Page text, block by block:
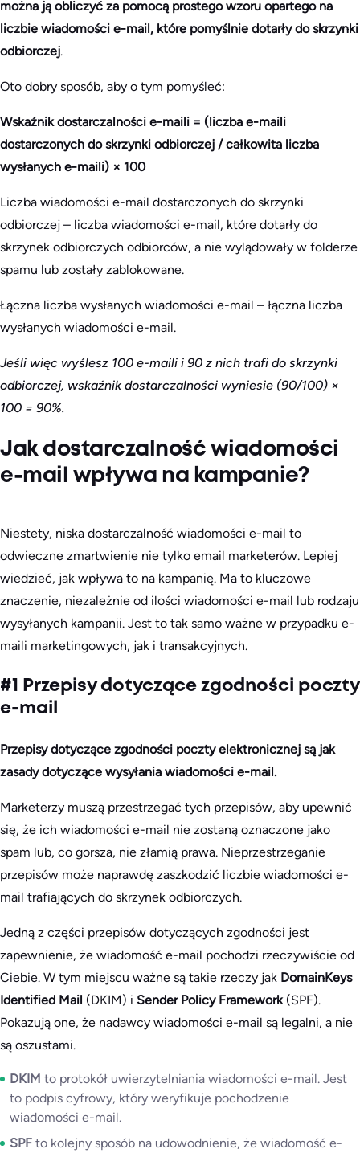
można ją obliczyć za pomocą prostego wzoru opartego na
liczbie wiadomości e-mail, które pomyślnie dotarły do skrzynki
odbiorczej.
Oto dobry sposób, aby o tym pomyśleć:
Wskaźnik dostarczalności e-maili = (liczba e-maili
dostarczonych do skrzynki odbiorczej / całkowita liczba
wysłanych e-maili) × 100
Liczba wiadomości e-mail dostarczonych do skrzynki
odbiorczej – liczba wiadomości e-mail, które dotarły do
skrzynek odbiorczych odbiorców, a nie wylądowały w folderze
spamu lub zostały zablokowane.
Łączna liczba wysłanych wiadomości e-mail – łączna liczba
wysłanych wiadomości e-mail.
Jeśli więc wyślesz 100 e-maili i 90 z nich trafi do skrzynki
odbiorczej, wskaźnik dostarczalności wyniesie (90/100) ×
100 = 90%.
Jak dostarczalność wiadomości
e-mail wpływa na kampanie?
Niestety, niska dostarczalność wiadomości e-mail to
odwieczne zmartwienie nie tylko email marketerów. Lepiej
wiedzieć, jak wpływa to na kampanię. Ma to kluczowe
znaczenie, niezależnie od ilości wiadomości e-mail lub rodzaju
wysyłanych kampanii. Jest to tak samo ważne w przypadku e-
maili marketingowych, jak i transakcyjnych.
#1 Przepisy dotyczące zgodności poczty
e-mail
Przepisy dotyczące zgodności poczty elektronicznej są jak
zasady dotyczące wysyłania wiadomości e-mail.
Marketerzy muszą przestrzegać tych przepisów, aby upewnić
się, że ich wiadomości e-mail nie zostaną oznaczone jako
spam lub, co gorsza, nie złamią prawa. Nieprzestrzeganie
przepisów może naprawdę zaszkodzić liczbie wiadomości e-
mail trafiających do skrzynek odbiorczych.
Jedną z części przepisów dotyczących zgodności jest
zapewnienie, że wiadomość e-mail pochodzi rzeczywiście od
Ciebie. W tym miejscu ważne są takie rzeczy jak DomainKeys
Identified Mail (DKIM) i Sender Policy Framework(SPF).
Pokazują one, że nadawcy wiadomości e-mail są legalni, a nie
są oszustami.
DKIM to protokół uwierzytelniania wiadomości e-mail. Jest
to podpis cyfrowy, który weryfikuje pochodzenie
wiadomości e-mail.
SPF to kolejny sposób na udowodnienie, że wiadomość e-